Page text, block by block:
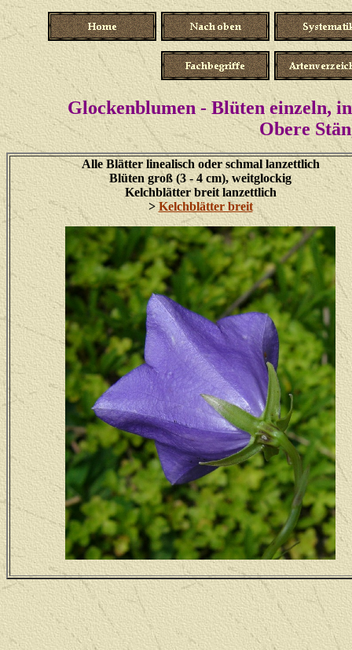
Glockenblumen - Blüten einzeln,
Obere
Alle Blätter linealisch oder schmal lanzettlich
Blüten groß (3 - 4 cm), weitglockig
Kelchblätter breit lanzettlich
>Kelchblätter breit